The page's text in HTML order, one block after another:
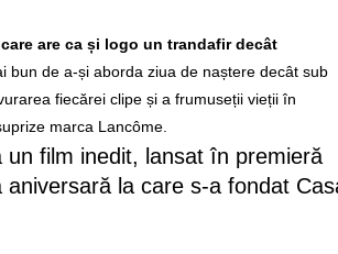
are ca și logo un trandafir decât
bun de a-și aborda ziua de naștere decât sub
fiecărei clipe și a frumuseții vieții în
marca Lancôme.
film inedit, lansat în premieră
la care s-a fondat